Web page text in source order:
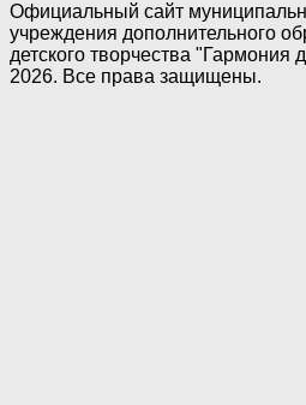
Официальный сайт
учреждения дополнительного
детского творчества "Гармония
2026. Все права защищены.